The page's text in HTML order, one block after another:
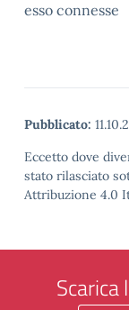
esso connesse
Pubblicato:
Eccetto dove
stato rilasciato
Attribuzione 4.0